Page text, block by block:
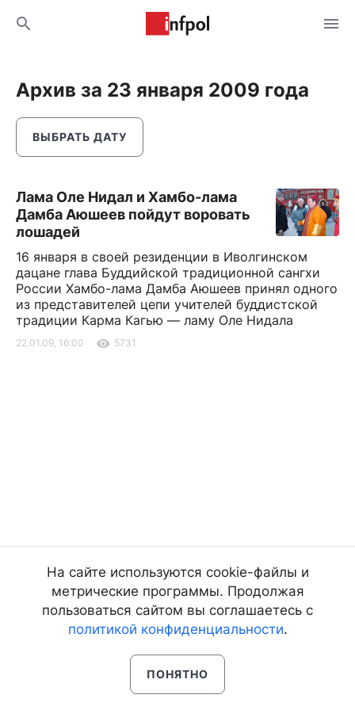
Архив за 23 января 2009 года
ВЫБРАТЬ ДАТУ
Лама Оле Нидал и Хамбо-лама
Дамба Аюшеев пойдут воровать
лошадей
16 января в своей резиденции в Иволгинском
дацане глава Буддийской традиционной сангхи
России Хамбо-лама Дамба Аюшеев принял одного
из представителей цепи учителей буддистской
традиции Карма Кагью — ламу Оле Нидала
22.01.09, 16:00 5731
На сайте используются cookie-файлы и
метрические программы. Продолжая
пользоваться сайтом вы соглашаетесь с
политикой конфиденциальности.
ПОНЯТНО